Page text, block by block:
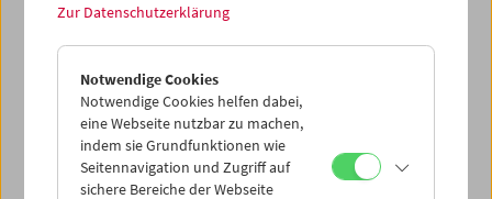
Dieser Inhalt von 'vimeo' kann aufgrund Ihrer
Datenschutzeinstellungen nicht angezeigt werden.
Cookie-Einstellungen
Zur Datenschutzerklärung
Notwendige Cookies
Notwendige Cookies helfen dabei,
eine Webseite nutzbar zu machen,
indem sie Grundfunktionen wie
Seitennavigation und Zugriff auf
sichere Bereiche der Webseite